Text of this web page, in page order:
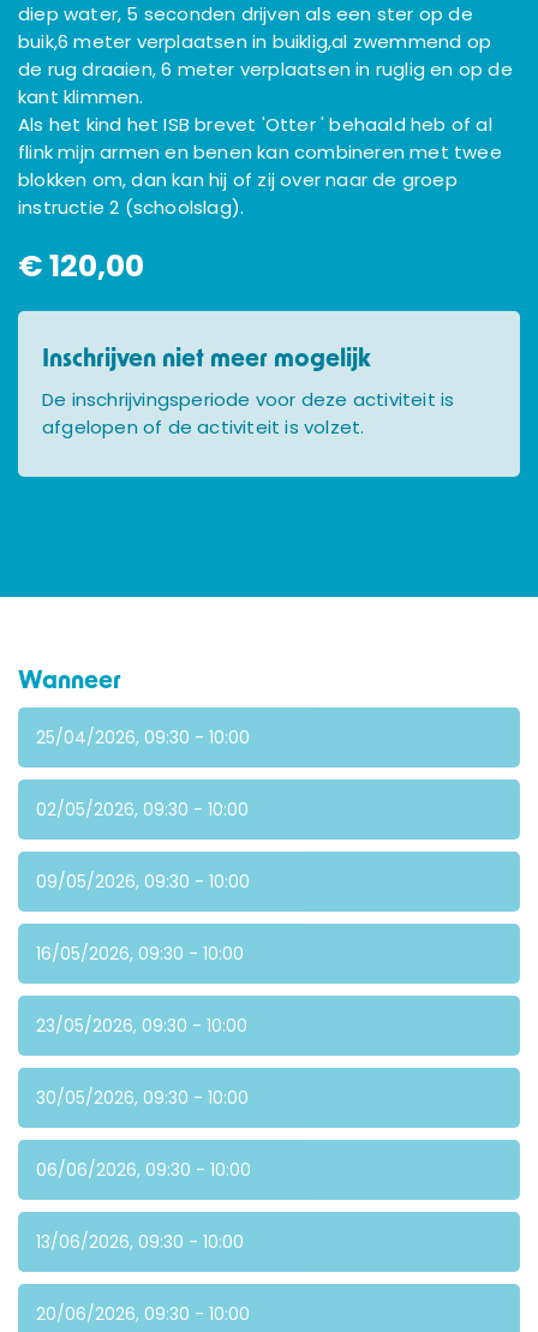
diep water, 5 seconden drijven als een ster op de
buik,6 meter verplaatsen in buiklig,al zwemmend op
de rug draaien, 6 meter verplaatsen in ruglig en op de
kant klimmen.
Als het kind het ISB brevet 'Otter ' behaald heb of al
flink mijn armen en benen kan combineren met twee
blokken om, dan kan hij of zij over naar de groep
instructie 2 (schoolslag).
€ 120,00
Inschrijven niet meer mogelijk
De inschrijvingsperiode voor deze activiteit is
afgelopen of de activiteit is volzet.
Wanneer
25/04/2026, 09:30 - 10:00
02/05/2026, 09:30 - 10:00
09/05/2026, 09:30 - 10:00
16/05/2026, 09:30 - 10:00
23/05/2026, 09:30 - 10:00
30/05/2026, 09:30 - 10:00
06/06/2026, 09:30 - 10:00
13/06/2026, 09:30 - 10:00
20/06/2026, 09:30 - 10:00